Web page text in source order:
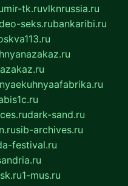
mir-tk.ruvlknrussia.ru
seks.rubankaribi.ru
dark-sand.ru
sib-archives.ru
festival.ru
1-mus.ru